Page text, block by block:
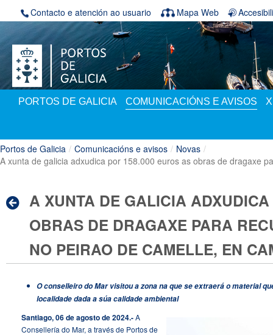
Volver ao contido
Contacto e atención ao usuario Mapa Web
PORTOS DE GALICIA COMUNICACIÓNS E AVISOS
Portos de Galicia / Comunicacións e avisos / Novas /
A xunta de galicia adxudica por 158.000 euros as obras de dragaxe
A XUNTA DE GALICIA
OBRAS DE DRAGAXE PARA
NO PEIRAO DE CAMELLE, EN
O conselleiro do Mar visitou a zona na que se extraerá o material
localidade dada a súa calidade ambiental
Santiago, 06 de agosto de 2024.-A
Consellería do Mar, a través de Portos de